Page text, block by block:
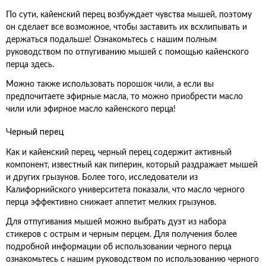
По сути, кайенский перец возбуждает чувства мышей, поэтому
он сделает все возможное, чтобы заставить их всхлипывать и
держаться подальше! Ознакомьтесь с нашим полным
руководством по отпугиванию мышей с помощью кайенского
перца здесь.
Можно также использовать порошок чили, а если вы
предпочитаете эфирные масла, то можно приобрести масло
чили или эфирное масло кайенского перца!
Черный перец
Как и кайенский перец, черный перец содержит активный
компонент, известный как пиперин, который раздражает мышей
и других грызунов. Более того, исследователи из
Калифорнийского университета показали, что масло черного
перца эффективно снижает аппетит мелких грызунов.
Для отпугивания мышей можно выбрать дуэт из набора
стикеров с острым и черным перцем. Для получения более
подробной информации об использовании черного перца
ознакомьтесь с нашим руководством по использованию черного